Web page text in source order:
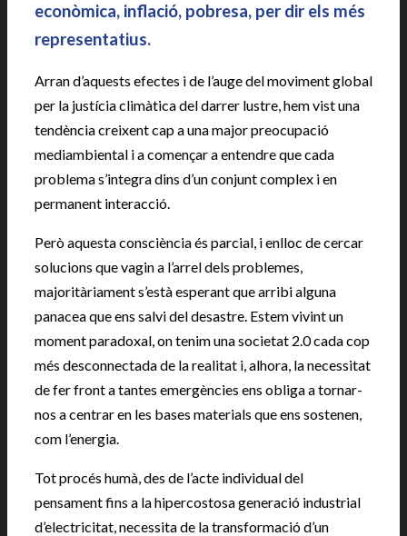
econòmica, inflació, pobresa, per dir els més
representatius.
Arran d’aquests efectes i de l’auge del moviment global
per la justícia climàtica del darrer lustre, hem vist una
tendència creixent cap a una major preocupació
mediambiental i a començar a entendre que cada
problema s’integra dins d’un conjunt complex i en
permanent interacció.
Però aquesta consciència és parcial, i enlloc de cercar
solucions que vagin a l’arrel dels problemes,
majoritàriament s’està esperant que arribi alguna
panacea que ens salvi del desastre. Estem vivint un
moment paradoxal, on tenim una societat 2.0 cada cop
més desconnectada de la realitat i, alhora, la necessitat
de fer front a tantes emergències ens obliga a tornar-
nos a centrar en les bases materials que ens sostenen,
com l’energia.
Tot procés humà, des de l’acte individual del
pensament fins a la hipercostosa generació industrial
d’electricitat, necessita de la transformació d’un